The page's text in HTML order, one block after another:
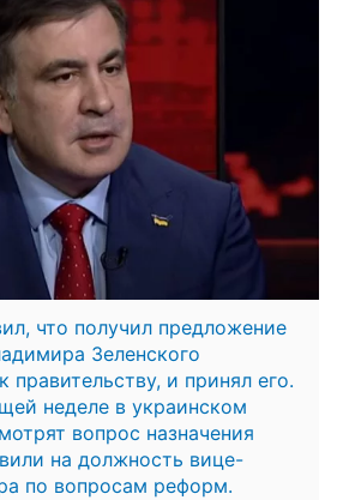
что получил предложение
Зеленского
правительству, и принял его.
неделе в украинском
вопрос назначения
на должность вице-
по вопросам реформ.